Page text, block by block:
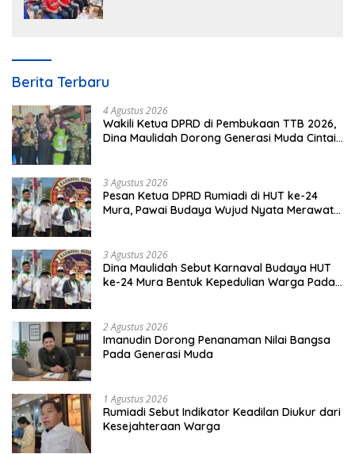
Berita Terbaru
4 Agustus 2026
Wakili Ketua DPRD di Pembukaan TTB 2026,
Dina Maulidah Dorong Generasi Muda Cintai
3 Agustus 2026
Pesan Ketua DPRD Rumiadi di HUT ke-24
Mura, Pawai Budaya Wujud Nyata Merawat
3 Agustus 2026
Dina Maulidah Sebut Karnaval Budaya HUT
ke-24 Mura Bentuk Kepedulian Warga Pada
2 Agustus 2026
Imanudin Dorong Penanaman Nilai Bangsa
Pada Generasi Muda
1 Agustus 2026
Rumiadi Sebut Indikator Keadilan Diukur dari
Kesejahteraan Warga